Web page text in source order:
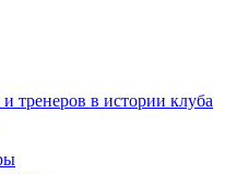
тренеров в истории клуба